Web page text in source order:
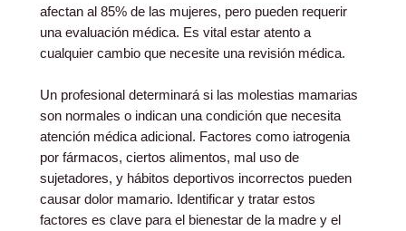
afectan al 85% de las mujeres, pero pueden requerir
una evaluación médica. Es vital estar atento a
cualquier cambio que necesite una revisión médica.
Un profesional determinará si las molestias mamarias
son normales o indican una condición que necesita
atención médica adicional. Factores como iatrogenia
por fármacos, ciertos alimentos, mal uso de
sujetadores, y hábitos deportivos incorrectos pueden
causar dolor mamario. Identificar y tratar estos
factores es clave para el bienestar de la madre y el